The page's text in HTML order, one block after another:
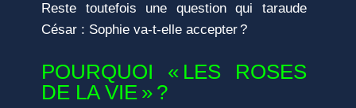
Reste toutefois une question qui taraude
César : Sophie va-t-elle accepter ?
POURQUOI « LES ROSES
DE LA VIE » ?